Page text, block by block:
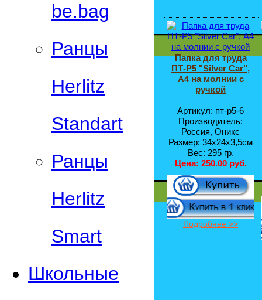
be.bag
Ранцы
Herlitz
Standart
Ранцы
Herlitz
Smart
Школьные
Папка для труда
ПТ-Р5 "Silver Car",
А4 на молнии с
ручкой
Артикул: пт-р5-6
Производитель:
Россия, Оникс
Размер: 34х24х3,5см
Вес: 295 гр.
Цена: 250.00 руб.
Подробнее >>